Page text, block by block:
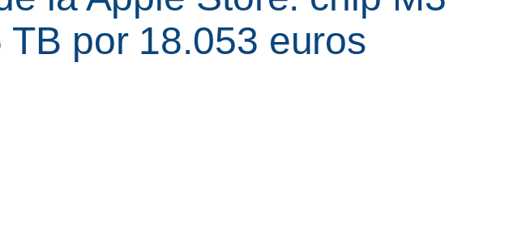
por 18.053 euros